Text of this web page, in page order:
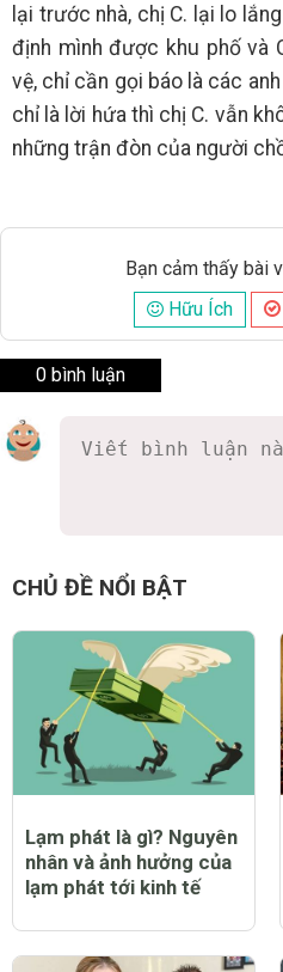
lại trước nhà, chị C. lại lo
định mình được khu phố và
vệ, chỉ cần gọi báo là các
chỉ là lời hứa thì chị C. vẫn
những trận đòn của người
Bạn cảm thấy bài
Hữu Ích
0 bình luận
CHỦ ĐỀ NỔI BẬT
Lạm phát là gì? Nguyên
nhân và ảnh hưởng của
lạm phát tới kinh tế